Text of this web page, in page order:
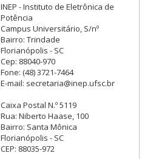
INEP - Instituto de Eletrônica de
Potência
Campus Universitário, S/nº
Bairro: Trindade
Florianópolis - SC
Cep: 88040-970
Fone: (48) 3721-7464
E-mail: secretaria@inep.ufsc.br
Caixa Postal N.º 5119
Rua: Niberto Haase, 100
Bairro: Santa Mônica
Florianópolis - SC
CEP: 88035-972